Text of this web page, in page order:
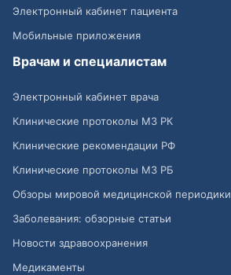
Электронный кабинет пациента
Мобильные приложения
Врачам и специалистам
Электронный кабинет врача
Клинические протоколы МЗ РК
Клинические рекомендации РФ
Клинические протоколы МЗ РБ
Обзоры мировой медицинской периодики
Заболевания: обзорные статьи
Новости здравоохранения
Медикаменты